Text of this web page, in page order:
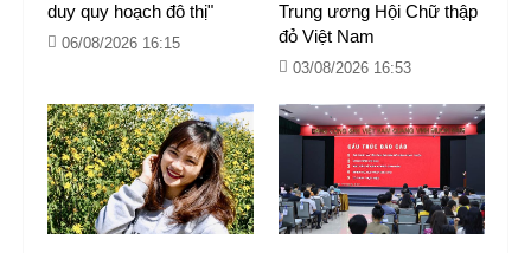
duy quy hoạch đô thị"
06/08/2026 16:15
Trung ương Hội Chữ thập
đỏ Việt Nam
03/08/2026 16:53